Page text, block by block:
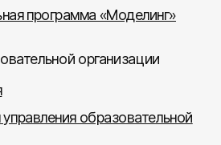
программа «Моделинг»
организации
образовательной